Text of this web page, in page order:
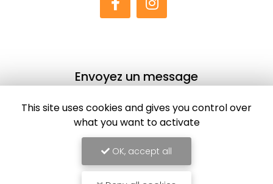
Envoyez un message
Nom Prénom
This site uses cookies and gives you control over
what you want to activate
OK, accept all